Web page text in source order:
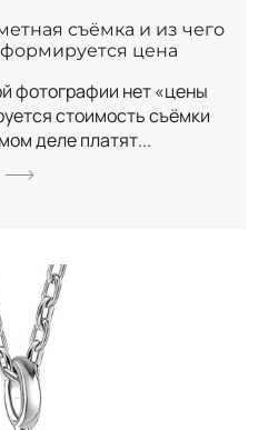
съёмка и из чего
цена
фотографии нет «цены
стоимость съёмки
деле платят...